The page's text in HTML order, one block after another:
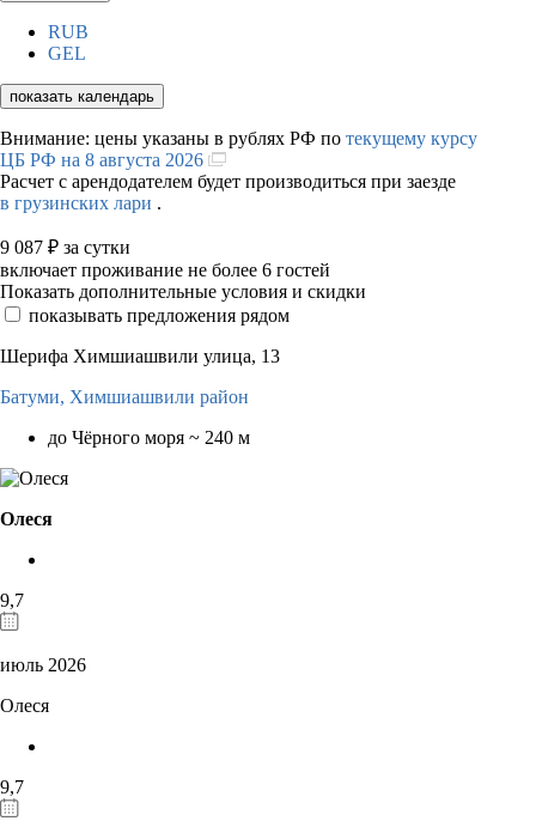
RUB
GEL
показать календарь
Внимание: цены указаны в рублях РФ по текущему курсу
ЦБ РФ на 8 августа 2026
Расчет с арендодателем будет производиться при заезде
в грузинских лари .
9 087 ₽ за сутки
включает проживание не более 6 гостей
Показать дополнительные условия и скидки
показывать предложения рядом
Шерифа Химшиашвили улица, 13
Батуми, Химшиашвили район
до Чёрного моря ~ 240 м
Олеся
9,7
июль 2026
Олеся
9,7